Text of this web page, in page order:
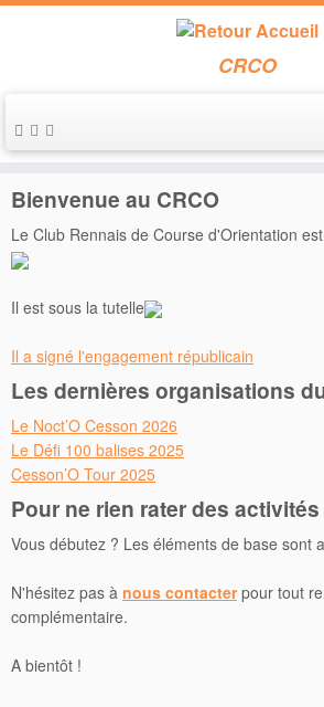
Passer
au
CRCO
Accueil » Championnat Bretagne
Bienvenue au CRCO
Le Club Rennais de Course d'Orientation
Il est sous la tutelle
Il a signé l'engagement républicain
Les dernières organisations
Le Noct’O Cesson 2026
Le Défi 100 balises 2025
Cesson’O Tour 2025
Pour ne rien rater des
Vous débutez ? Les éléments de base sont
N'hésitez pas à nous contacterpour tout
complémentaire.
A bientôt !